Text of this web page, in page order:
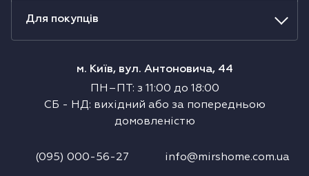
Для покупців
м. Київ, вул. Антоновича, 44
ПН–ПТ : з 11:00 до 18:00
СБ - НД: вихідний або за попередньою
домовленістю
info@mirshome.com.ua
(095) 000-56-27